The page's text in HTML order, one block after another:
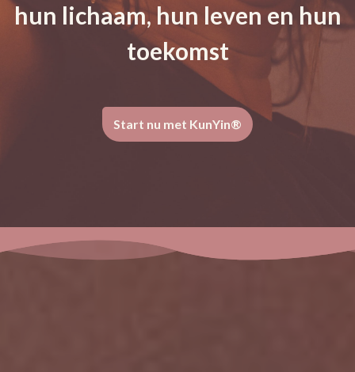
hun lichaam, hun leven en hun
toekomst
Start nu met KunYin®